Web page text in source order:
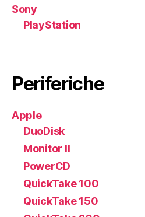
Sony
PlayStation
Periferiche
Apple
DuoDisk
Monitor II
PowerCD
QuickTake 100
QuickTake 150